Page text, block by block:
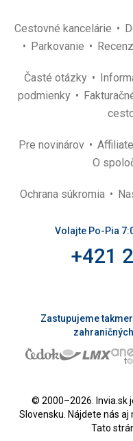
Cestovné kancelárie
Parkovanie
Časté otázky
podmienky
Pre novinárov
O
Ochrana súkromia
Volajte Po-Pia
+421
Zastupujeme
© 2000–2026. Invia.sk
Slovensku. Nájdete nás aj
Tato